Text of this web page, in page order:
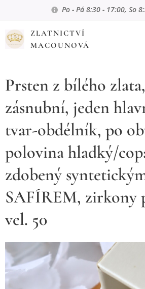
Po - Pá 8:30 - 17:00, So
ZLATNICTVÍ
MACOUNOVÁ
Prsten z bílého
zásnubní, jeden
tvar-obdélník, po
polovina hladký/
zdobený
SAFÍREM, zirkony
vel. 50